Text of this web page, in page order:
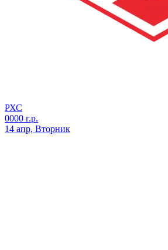
РХС
0000 г.р.
14 апр, Вторник